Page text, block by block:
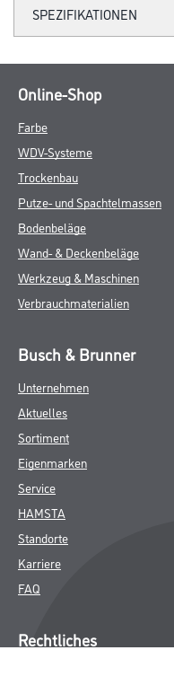
SPEZIFIKATIONEN
Online-Shop
Farbe
WDV-Systeme
Trockenbau
Putze- und Spachtelmassen
Bodenbeläge
Wand- & Deckenbeläge
Werkzeug & Maschinen
Verbrauchmaterialien
Busch & Brunner
Unternehmen
Aktuelles
Sortiment
Eigenmarken
Service
HAMSTA
Standorte
Karriere
FAQ
Rechtliches